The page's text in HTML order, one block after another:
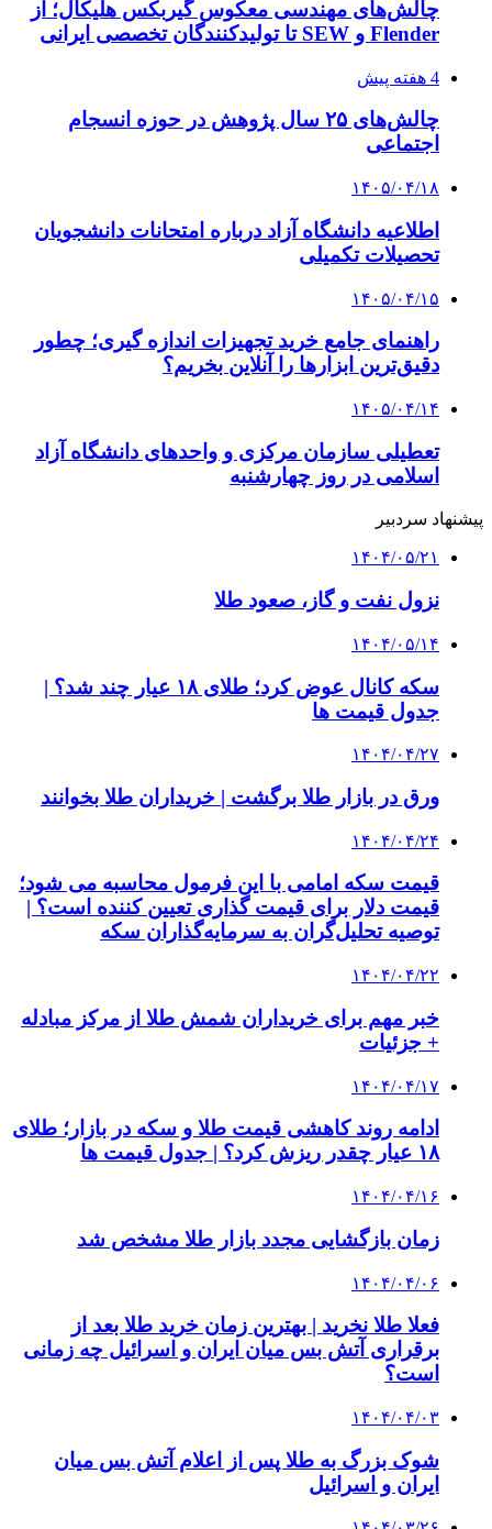
چالش‌های مهندسی معکوس گیربکس هلیکال؛ از
Flender و SEW تا تولیدکنندگان تخصصی ایرانی
4 هفته پیش
چالش‌های ۲۵ سال پژوهش در حوزه انسجام
اجتماعی
۱۴۰۵/۰۴/۱۸
اطلاعیه دانشگاه آزاد درباره امتحانات دانشجویان
تحصیلات تکمیلی
۱۴۰۵/۰۴/۱۵
راهنمای جامع خرید تجهیزات اندازه گیری؛ چطور
دقیق‌ترین ابزارها را آنلاین بخریم؟
۱۴۰۵/۰۴/۱۴
تعطیلی سازمان مرکزی و واحدهای دانشگاه آزاد
اسلامی در روز چهارشنبه
پیشنهاد سردبیر
۱۴۰۴/۰۵/۲۱
نزول نفت و گاز، صعود طلا
۱۴۰۴/۰۵/۱۴
سکه کانال عوض کرد؛ طلای ۱۸ عیار چند شد؟ |
جدول قیمت ها
۱۴۰۴/۰۴/۲۷
ورق در بازار طلا برگشت | خریداران طلا بخوانند
۱۴۰۴/۰۴/۲۴
قیمت سکه امامی با این فرمول محاسبه می شود؛
قیمت دلار برای قیمت گذاری تعیین کننده است؟ |
توصیه تحلیل‌گران به سرمایه‌گذاران سکه
۱۴۰۴/۰۴/۲۲
خبر مهم برای خریداران شمش طلا از مرکز مبادله
+ جزئیات
۱۴۰۴/۰۴/۱۷
ادامه روند کاهشی قیمت طلا و سکه در بازار؛ طلای
۱۸ عیار چقدر ریزش کرد؟ | جدول قیمت ها
۱۴۰۴/۰۴/۱۶
زمان بازگشایی مجدد بازار طلا مشخص شد
۱۴۰۴/۰۴/۰۶
فعلا طلا نخرید | بهترین زمان خرید طلا بعد از
برقراری آتش بس میان ایران و اسرائیل چه زمانی
است؟
۱۴۰۴/۰۴/۰۳
شوک بزرگ به طلا پس از اعلام آتش بس میان
ایران و اسرائیل